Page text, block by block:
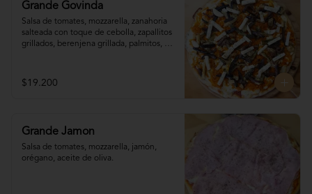
Grande Govinda
Salsa de tomates, mozzarella, zanahoria
salteada con toque de cebolla, zapallitos
grillados, berenjena grillada, palmitos,
$19.200
Grande Jamon
Salsa de tomates, mozzarella, jamón,
orégano, aceite de oliva.